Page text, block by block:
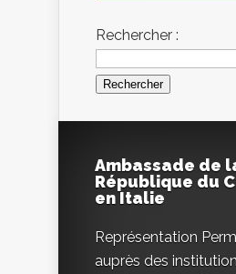
Rechercher :
Ambassade de
République du
en Italie
Représentation
auprès des